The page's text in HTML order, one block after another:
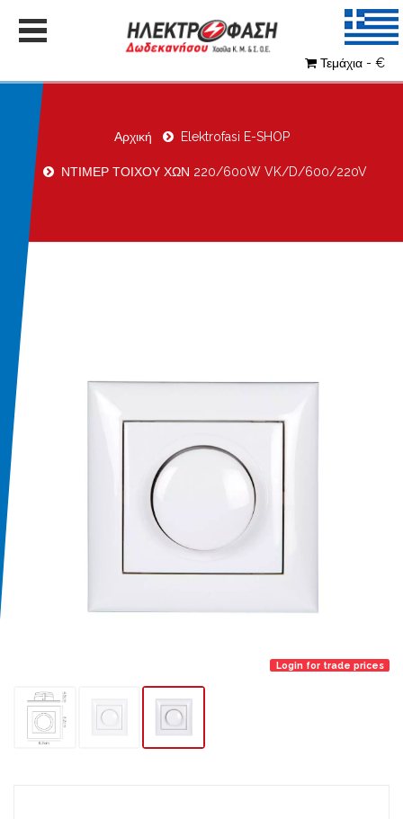
Τεμάχια - €
Αρχική Elektrofasi E-SHOP
ΝΤΙΜΕΡ ΤΟΙΧΟΥ ΧΩΝ 220/600W VK/D/600/220V
Login for trade prices